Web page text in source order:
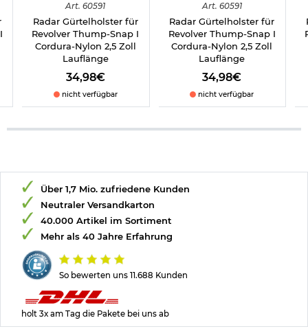
Art. 60591
Radar Gürtelholster für
Revolver Thump-Snap I
Cordura-Nylon 2,5 Zoll
Lauflänge
34,98€
nicht verfügbar
Art. 60591
Radar Gürtelholster für
Revolver Thump-Snap I
Cordura-Nylon 2,5 Zoll
Lauflänge
34,98€
nicht verfügbar
So bewerten uns 11.688 Kunden
Über 1,7 Mio. zufriedene Kunden
Neutraler Versandkarton
40.000 Artikel im Sortiment
Mehr als 40 Jahre Erfahrung
holt 3x am Tag die Pakete bei uns ab